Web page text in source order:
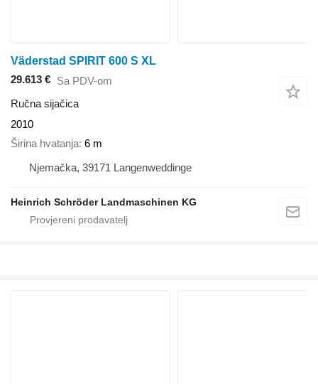
Väderstad SPIRIT 600 S XL
29.613 € Sa PDV-om
Ručna sijačica
2010
Širina hvatanja 6 m
Njemačka, 39171 Langenweddinge
Heinrich Schröder Landmaschinen KG